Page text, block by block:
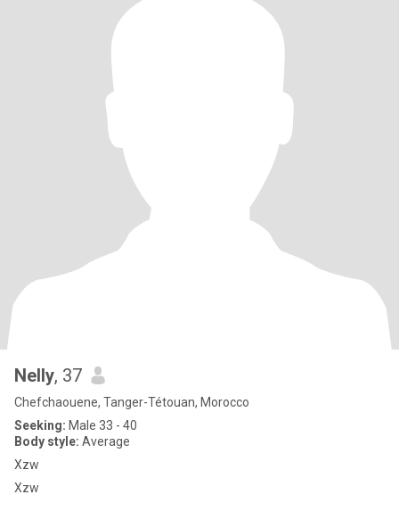
Nelly, 37
Chefchaouene, Tanger-Tétouan, Morocco
Seeking: Male 33 - 40
Body style: Average
Xzw
Xzw